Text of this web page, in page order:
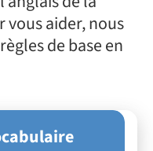
vous aider, nous
de base en